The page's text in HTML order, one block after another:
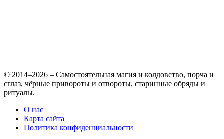
© 2014–2026 – Самостоятельная магия и колдовство, порча и
сглаз, чёрные привороты и отвороты, старинные обряды и
ритуалы.
О нас
Карта сайта
Политика конфиденциальности